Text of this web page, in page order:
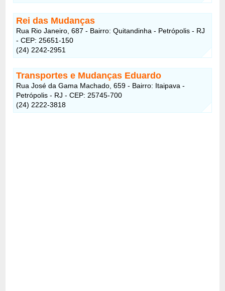
Rei das Mudanças
Rua Rio Janeiro, 687 - Bairro: Quitandinha - Petrópolis - RJ
- CEP: 25651-150
(24) 2242-2951
Transportes e Mudanças Eduardo
Rua José da Gama Machado, 659 - Bairro: Itaipava -
Petrópolis - RJ - CEP: 25745-700
(24) 2222-3818